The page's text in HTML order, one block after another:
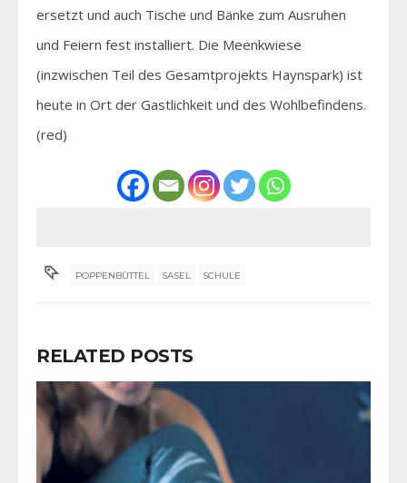
ersetzt und auch Tische und Bänke zum Ausruhen
und Feiern fest installiert. Die Meenkwiese
(inzwischen Teil des Gesamtprojekts Haynspark) ist
heute in Ort der Gastlichkeit und des Wohlbefindens.
(red)
POPPENBÜTTEL SASEL SCHULE
RELATED POSTS